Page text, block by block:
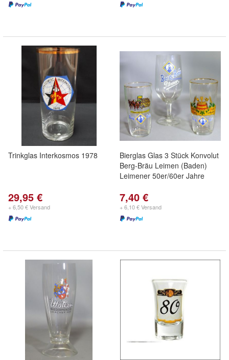
Trinkglas Interkosmos 1978
29,95 €
+ 6,50 € Versand
Bierglas Glas 3 Stück Konvolut
Berg-Bräu Leimen (Baden)
Leimener 50er/60er Jahre
7,40 €
+ 6,10 € Versand